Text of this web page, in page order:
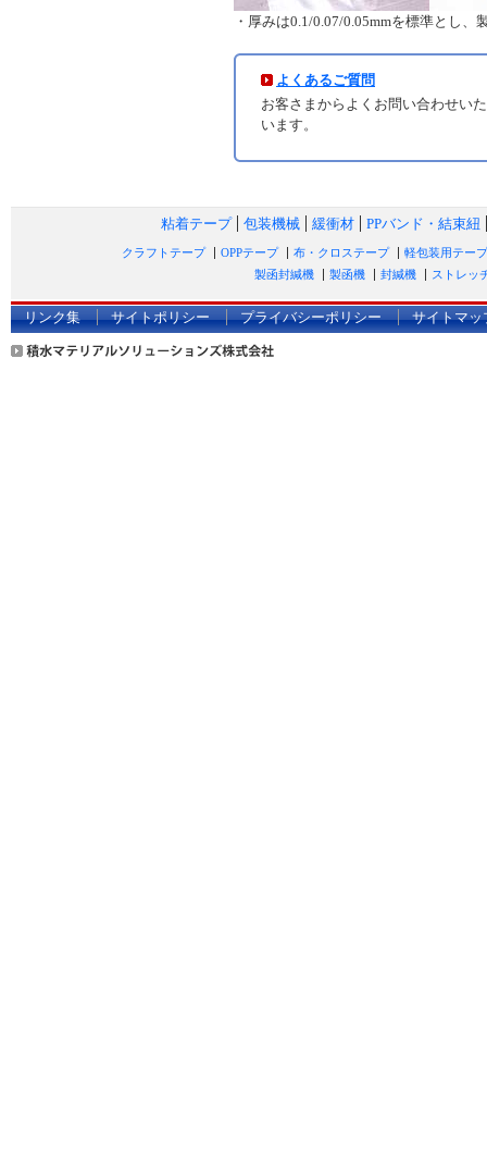
・厚みは0.1/0.07/0.05mmを標準とし
よくあるご質問
お客さまからよくお問い合わせい
います。
粘着テープ 包装機械 緩衝材 PPバンド・結束紐
クラフトテープ OPPテープ 布・クロステープ
軽包装用テープ
製函封緘機
製函機 封緘機 ストレッ
リンク集 サイトポリシー プライバシーポリシー サイトマッ